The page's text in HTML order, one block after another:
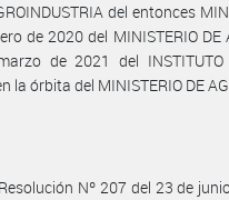
del entonces
de 2020 del MINISTERIO DE
de 2021 del INSTITUTO
la órbita del MINISTERIO DE
Nº 207 del 23 de